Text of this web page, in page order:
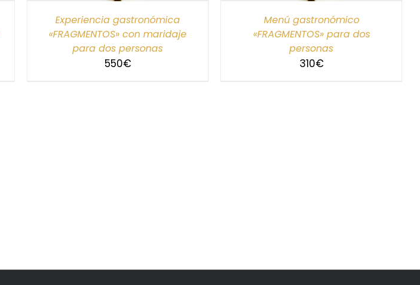
Experiencia gastronómica
«FRAGMENTOS» con maridaje
para dos personas
550€
Menú gastronómico
«FRAGMENTOS» para dos
personas
310€